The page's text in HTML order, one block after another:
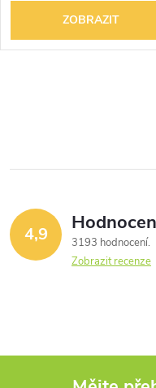
ZOBRAZIT
4,9
3193 hodnocení
Zobrazit recenze